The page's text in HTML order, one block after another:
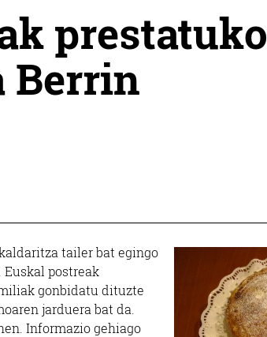
prestatuko
Berrin
tailer bat egingo
Euskal postreak
gonbidatu dituzte
jarduera bat da.
Informazio gehiago